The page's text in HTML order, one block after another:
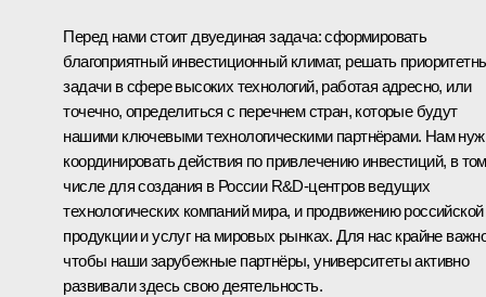
Перед нами стоит двуединая задача: сформировать
благоприятный инвестиционный климат, решать
задачи в сфере высоких технологий, работая адресно, или
точечно, определиться с перечнем стран, которые будут
нашими ключевыми технологическими партнёрами. Нам
координировать действия по привлечению инвестиций, в том
числе для создания в России R&D-центров ведущих
технологических компаний мира, и продвижению российской
продукции и услуг на мировых рынках. Для нас крайне
чтобы наши зарубежные партнёры, университеты активно
развивали здесь свою деятельность.